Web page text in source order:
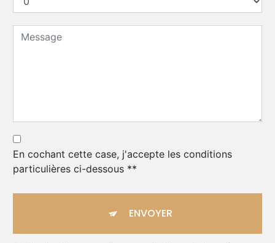
En cochant cette case, j'accepte les conditions
particulières ci-dessous **
ENVOYER